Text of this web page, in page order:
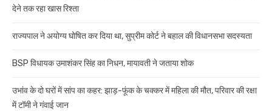
देने तक रहा खास रिश्ता
राज्यपाल ने अयोग्य घोषित कर दिया था, सुप्रीम कोर्ट ने बहाल की विधानसभा सदस्यता
BSP विधायक उमाशंकर सिंह का निधन, मायावती ने जताया शोक
उभांव के दो घरों में सांप का कहर: झाड़-फूंक के चक्कर में महिला की मौत, परिवार की रक्षा
में टॉमी ने गंवाई जान